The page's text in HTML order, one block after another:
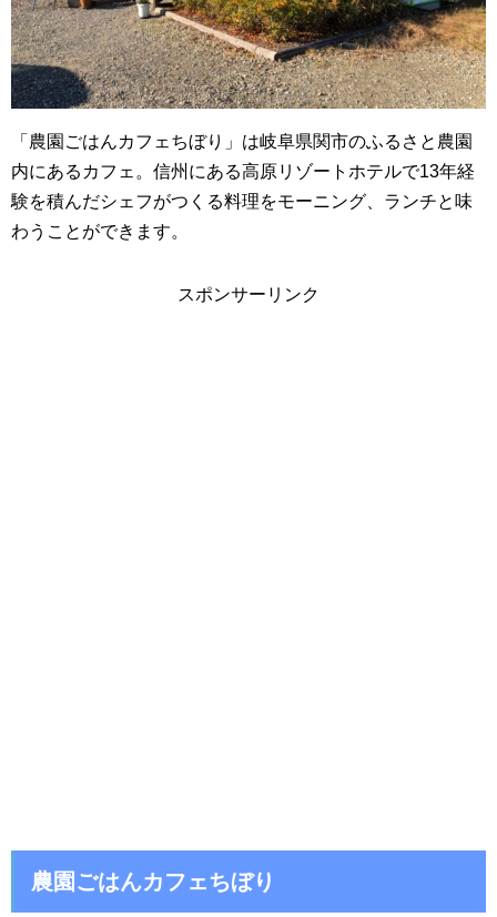
「農園ごはんカフェちぼり」は岐阜県関市のふるさと農園
内にあるカフェ。信州にある高原リゾートホテルで13年経
験を積んだシェフがつくる料理をモーニング、ランチと味
わうことができます。
スポンサーリンク
農園ごはんカフェちぼり